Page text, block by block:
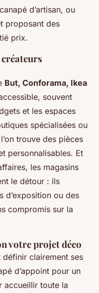
d’artisan, ou
proposant des
prix.
créateurs
But, Conforama, Ikea
souvent
et les espaces
spécialisées ou
trouve des pièces
personnalisables. Et
les magasins
le détour : ils
d’exposition ou des
compromis sur la
votre projet déco
définir clairement ses
d’appoint pour un
accueillir toute la